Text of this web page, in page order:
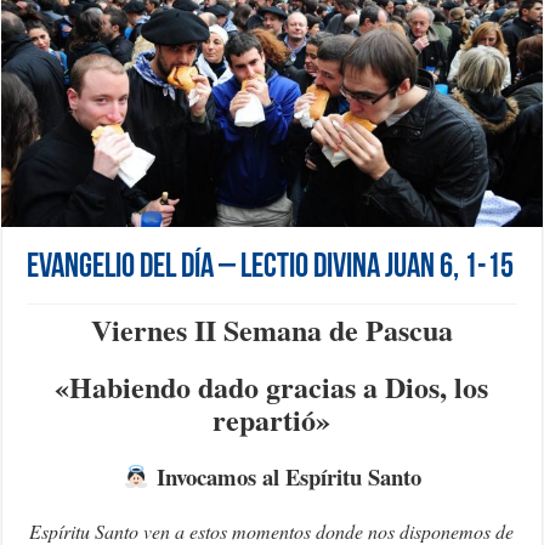
Evangelio del día – Lectio Divina Juan 6, 1-15
Viernes II Semana de Pascua
«Habiendo dado gracias a Dios, los
repartió»
Invocamos al Espíritu Santo
Espíritu Santo ven a estos momentos donde nos disponemos de